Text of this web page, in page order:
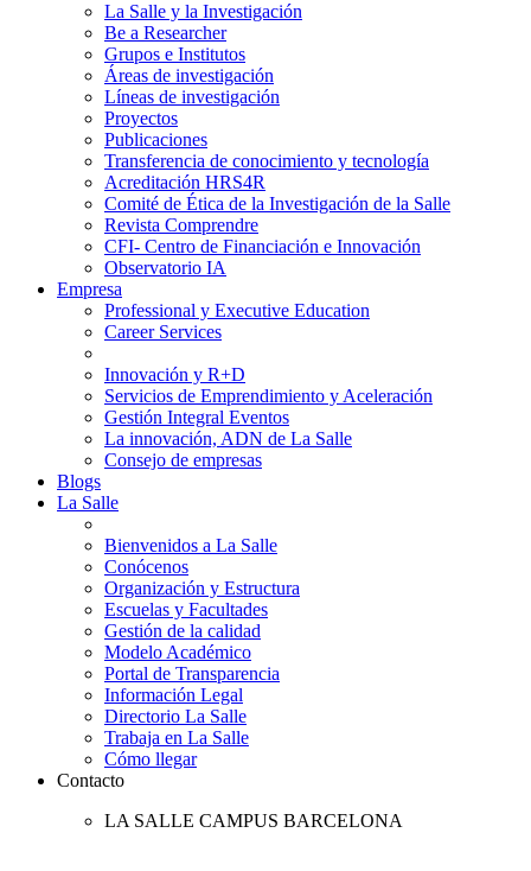
La Salle y la Investigación
Be a Researcher
Grupos e Institutos
Áreas de investigación
Líneas de investigación
Proyectos
Publicaciones
Transferencia de conocimiento y tecnología
Acreditación HRS4R
Comité de Ética de la Investigación de la Salle
Revista Comprendre
CFI- Centro de Financiación e Innovación
Observatorio IA
Empresa
Professional y Executive Education
Career Services
Innovación y R+D
Servicios de Emprendimiento y Aceleración
Gestión Integral Eventos
La innovación, ADN de La Salle
Consejo de empresas
Blogs
La Salle
Bienvenidos a La Salle
Conócenos
Organización y Estructura
Escuelas y Facultades
Gestión de la calidad
Modelo Académico
Portal de Transparencia
Información Legal
Directorio La Salle
Trabaja en La Salle
Cómo llegar
Contacto
LA SALLE CAMPUS BARCELONA